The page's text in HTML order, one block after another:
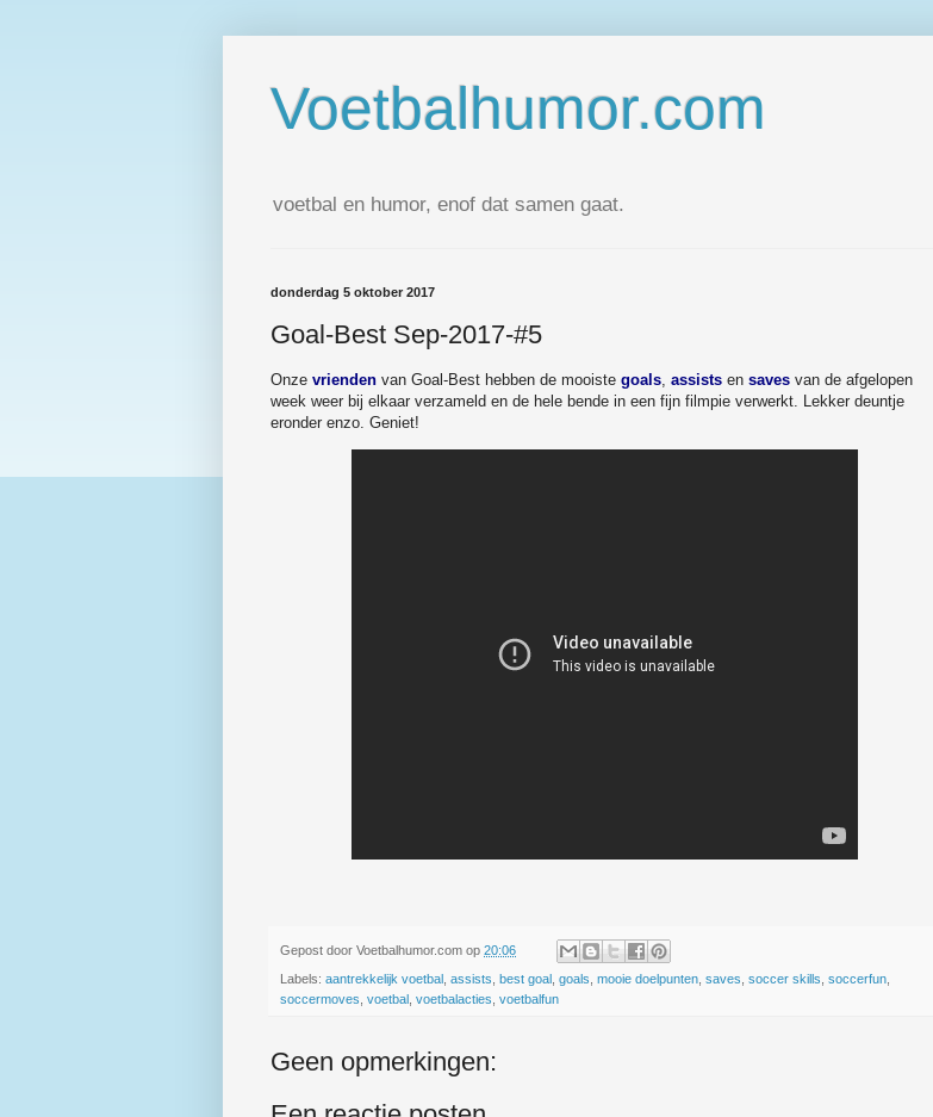
Voetbalhumor.com
voetbal en humor, enof dat samen gaat.
donderdag 5 oktober 2017
Goal-Best Sep-2017-#5
Onze vrienden van Goal-Best hebben de mooiste goals, assists en saves van de afgelopen
week weer bij elkaar verzameld en de hele bende in een fijn filmpie verwerkt. Lekker deuntje
eronder enzo. Geniet!
Gepost door Voetbalhumor.com op 20:06
Labels: aantrekkelijk voetbal assists best goal goals mooie doelpunten saves soccer skills soccerfun
soccermoves voetbal voetbalacties voetbalfun
Geen opmerkingen: